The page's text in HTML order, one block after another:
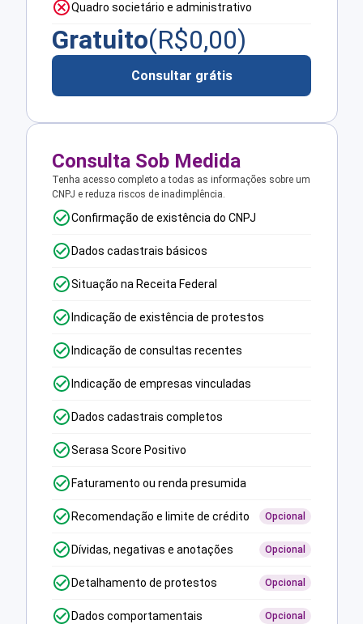
Quadro societário e administrativo
Gratuito(R$0,00)
Consultar grátis
Consulta Sob Medida
Tenha acesso completo a todas as informações sobre um
CNPJ e reduza riscos de inadimplência.
Confirmação de existência do CNPJ
Dados cadastrais básicos
Situação na Receita Federal
Indicação de existência de protestos
Indicação de consultas recentes
Indicação de empresas vinculadas
Dados cadastrais completos
Serasa Score Positivo
Faturamento ou renda presumida
Recomendação e limite de crédito Opcional
Dívidas, negativas e anotações Opcional
Detalhamento de protestos Opcional
Dados comportamentais Opcional